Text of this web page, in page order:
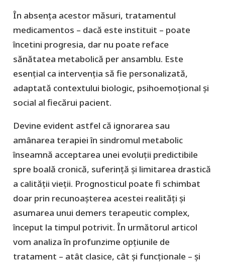
În absența acestor măsuri, tratamentul
medicamentos – dacă este instituit – poate
încetini progresia, dar nu poate reface
sănătatea metabolică per ansamblu. Este
esențial ca intervenția să fie personalizată,
adaptată contextului biologic, psihoemoțional și
social al fiecărui pacient.
Devine evident astfel că ignorarea sau
amânarea terapiei în sindromul metabolic
înseamnă acceptarea unei evoluții predictibile
spre boală cronică, suferință și limitarea drastică
a calității vieții. Prognosticul poate fi schimbat
doar prin recunoașterea acestei realități și
asumarea unui demers terapeutic complex,
început la timpul potrivit. În următorul articol
vom analiza în profunzime opțiunile de
tratament – atât clasice, cât și funcționale – și